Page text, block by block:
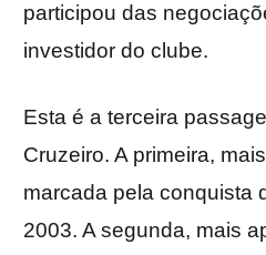
participou das
investidor do clube.
Esta é a terceira
Cruzeiro. A primeira,
marcada pela conquista
2003. A segunda, mais